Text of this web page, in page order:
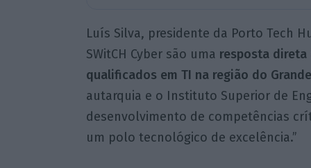
Luís Silva, presidente da Porto Tech
SWitCH Cyber são uma resposta direta
qualificados em TI na região do
autarquia e o Instituto Superior de
desenvolvimento de competências
um polo tecnológico de excelência.”